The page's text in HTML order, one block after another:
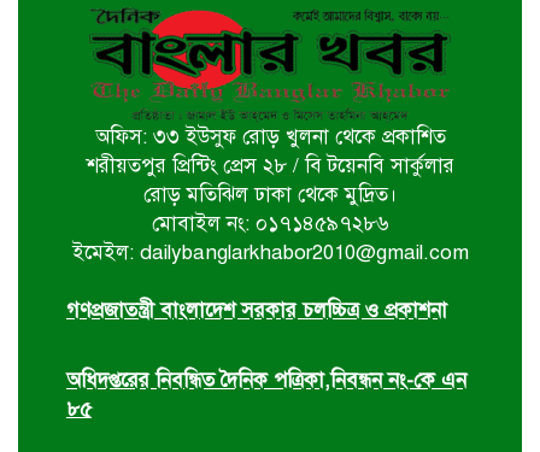
বাগেরহাট খানজাহান আলী ডিগ্রি কলেজে
পালিত হয়নি জুলাই গনঅভ্যুথ্যান দিবস
খুলনায় ইমাম হুসাইন (আ.)’র পবিত্র
চেহলুম পালিত
জুলাই সনদ ইস্যুতে সরকারের বিরুদ্ধে
অফিস: ৩৩ ইউসুফ রোড় খুলনা থেকে প্রকাশিত
শরীয়তপুর প্রিন্টিং প্রেস ২৮ / বি টয়েনবি সার্কুলার
রোড় মতিঝিল ঢাকা থেকে মুদ্রিত।
মোবাইল নং: ০১৭১৪৫৯৭২৮৬
ইমেইল: dailybanglarkhabor2010@gmail.com
গণপ্রজাতন্ত্রী বাংলাদেশ সরকার চলচ্চিত্র ও প্রকাশনা
অধিদপ্তরের নিবন্ধিত দৈনিক পত্রিকা,নিবন্ধন নং-কে এন
৮৫